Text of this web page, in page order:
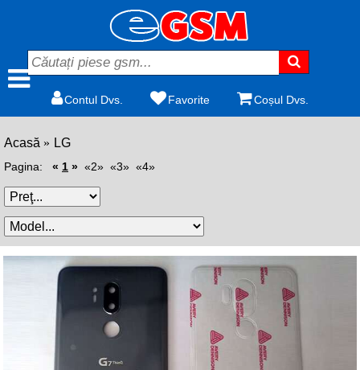
Contul Dvs. Favorite Coșul Dvs.
Acasă LG
Pagina: « 1 » «2» «3» «4»